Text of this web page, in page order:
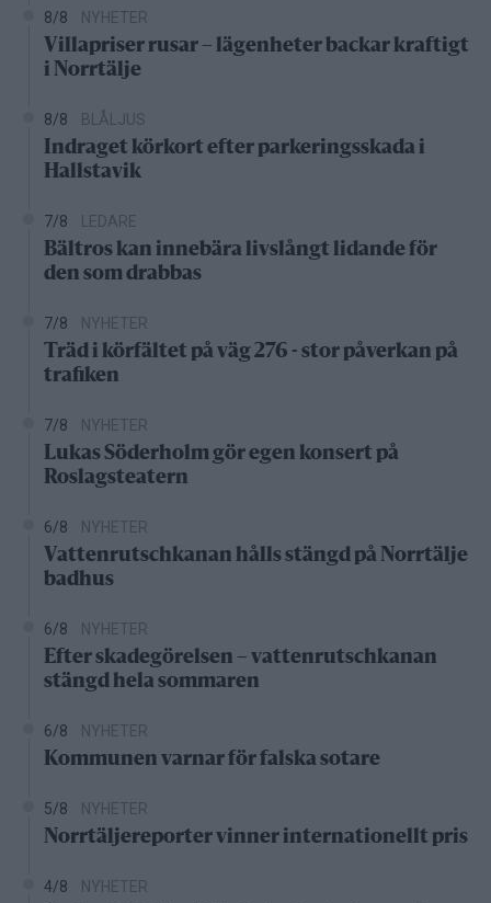
8/8 NYHETER
Villapriser rusar – lägenheter backar kraftigt
i Norrtälje
8/8 BLÅLJUS
Indraget körkort efter parkeringsskada i
Hallstavik
7/8 LEDARE
Bältros kan innebära livslångt lidande för
den som drabbas
7/8 NYHETER
Träd i körfältet på väg 276 - stor påverkan på
trafiken
7/8 NYHETER
Lukas Söderholm gör egen konsert på
Roslagsteatern
6/8 NYHETER
Vattenrutschkanan hålls stängd på Norrtälje
badhus
6/8 NYHETER
Efter skadegörelsen – vattenrutschkanan
stängd hela sommaren
6/8 NYHETER
Kommunen varnar för falska sotare
5/8 NYHETER
Norrtäljereporter vinner internationellt pris
4/8 NYHETER